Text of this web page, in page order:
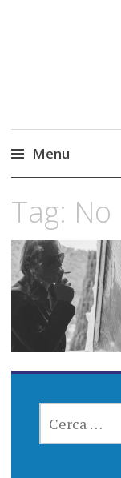
Menu
content
Tag:
PER: